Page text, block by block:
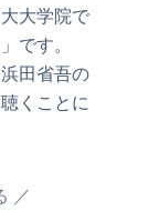
大学院で
です。
田省吾の
くことに